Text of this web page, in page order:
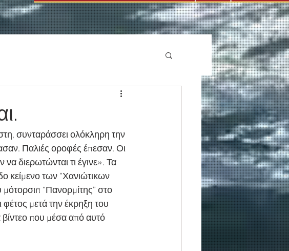
συνταράσσει ολόκληρη την
Παλιές οροφές έπεσαν. Οι
διερωτώνται τι έγινε». Τα
κείμενο των “Χανιώτικων
“Πανορμίτης” στο
μετά την έκρηξη του
βίντεο που μέσα από αυτό